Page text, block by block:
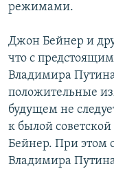
режимами.
Джон Бейнер и
что с
Владимира
положительные
будущем не
к былой
Бейнер. При этом
Владимира